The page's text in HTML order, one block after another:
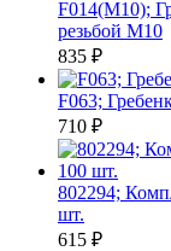
F014(M10);
резьбой M10
835 ₽
F063;
710 ₽
802294;
шт.
615 ₽